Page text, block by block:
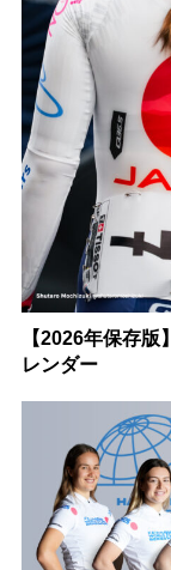
【2026年保存
レンダー